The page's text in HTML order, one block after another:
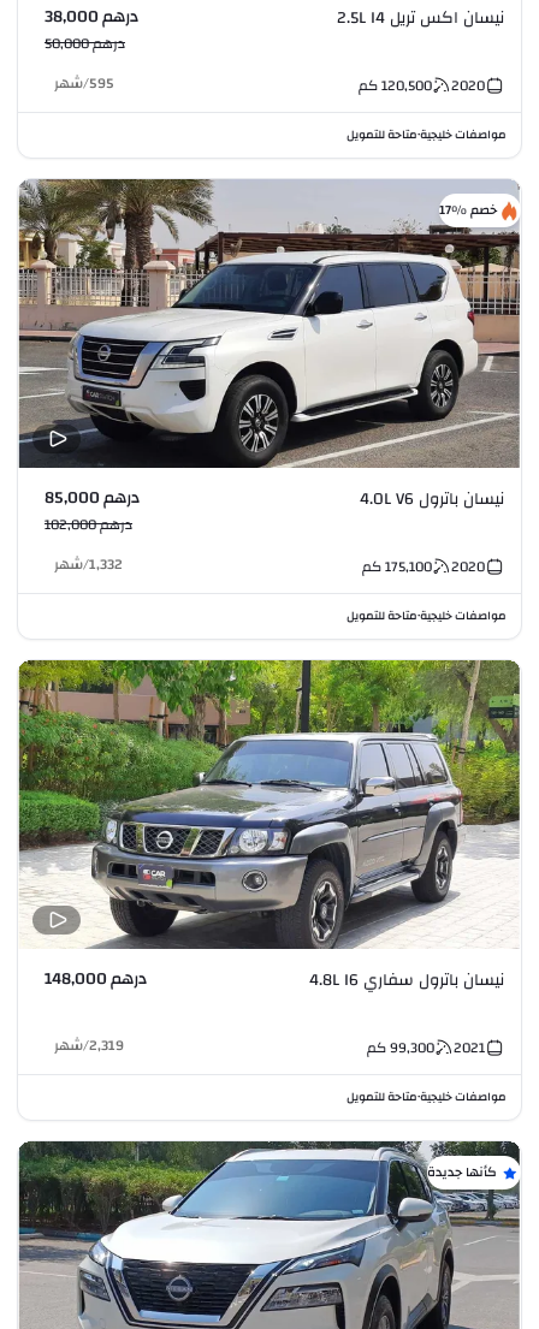
نيسان اكس تريل 2.5L I4 درهم 38,000
درهم 50,000
2020
120,500كم 595
/شهر
مواصفات خليجية•متاحة للتمويل
خصم %17
نيسان باترول 4.0L V6 درهم 85,000
درهم 102,000
2020
175,100كم 1,332
/شهر
مواصفات خليجية•متاحة للتمويل
نيسان باترول سفاري 4.8L I6 درهم 148,000
2021
99,300كم 2,319
/شهر
مواصفات خليجية•متاحة للتمويل
كأنها جديدة